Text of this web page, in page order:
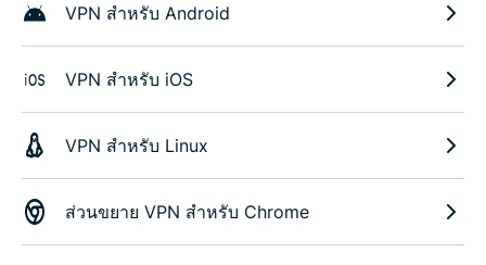
VPN สำหรับ Android
VPN สำหรับ iOS
VPN สำหรับ Linux
ส่วนขยาย VPN สำหรับ Chrome